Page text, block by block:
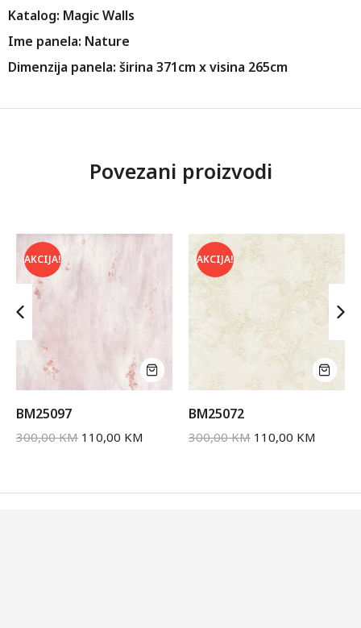
Katalog: Magic Walls
Ime panela: Nature
Dimenzija panela: širina 371cm x visina 265cm
Povezani proizvodi
AKCIJA!
BM25097
300,00KM 110,00 KM
AKCIJA!
BM25072
300,00KM 110,00 KM